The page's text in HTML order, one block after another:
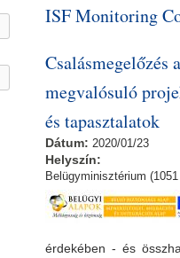
ISF Monitoring
Csalásmegelőzés
megvalósuló
és tapasztalatok
Dátum: 2020/01/23
Helyszín:
Belügyminisztérium
érdekében - és